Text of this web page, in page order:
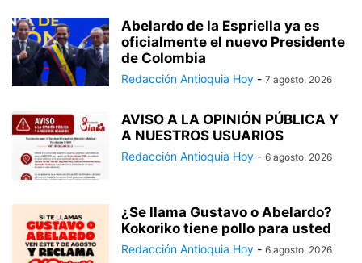
Abelardo de la Espriella ya es
oficialmente el nuevo Presidente
de Colombia
Redacción Antioquia Hoy - 7 agosto, 2026
AVISO A LA OPINIÓN PÚBLICA Y
A NUESTROS USUARIOS
Redacción Antioquia Hoy - 6 agosto, 2026
¿Se llama Gustavo o Abelardo?
Kokoriko tiene pollo para usted
Redacción Antioquia Hoy - 6 agosto, 2026